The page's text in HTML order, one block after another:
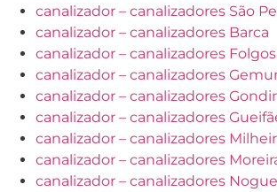
canalizador – canalizadores São
canalizador – canalizadores Barca
canalizador – canalizadores
canalizador – canalizadores
canalizador – canalizadores
canalizador – canalizadores
canalizador – canalizadores
canalizador – canalizadores
canalizador – canalizadores